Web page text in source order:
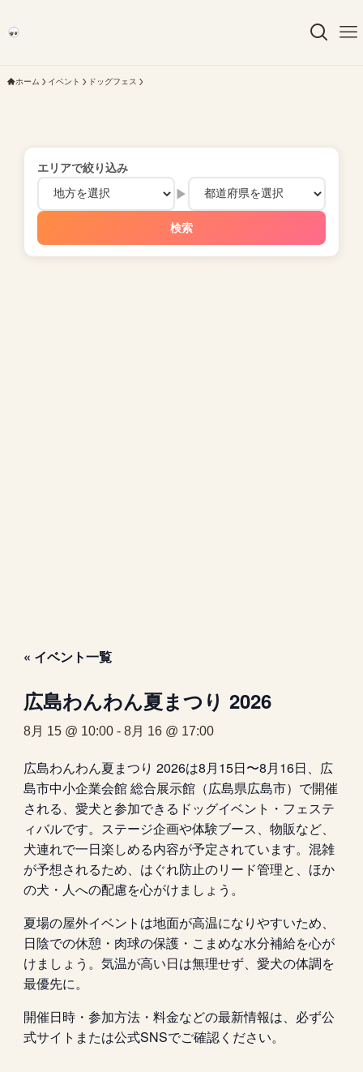
ホーム イベント ドッグフェス
エリアで絞り込み
▶
検索
« イベント一覧
広島わんわん夏まつり 2026
8月 15 @ 10:00- 8月 16 @ 17:00
広島わんわん夏まつり 2026は8月15日〜8月16日、広
島市中小企業会館 総合展示館（広島県広島市）で開催
される、愛犬と参加できるドッグイベント・フェステ
ィバルです。ステージ企画や体験ブース、物販など、
犬連れで一日楽しめる内容が予定されています。混雑
が予想されるため、はぐれ防止のリード管理と、ほか
の犬・人への配慮を心がけましょう。
夏場の屋外イベントは地面が高温になりやすいため、
日陰での休憩・肉球の保護・こまめな水分補給を心が
けましょう。気温が高い日は無理せず、愛犬の体調を
最優先に。
開催日時・参加方法・料金などの最新情報は、必ず公
式サイトまたは公式SNSでご確認ください。